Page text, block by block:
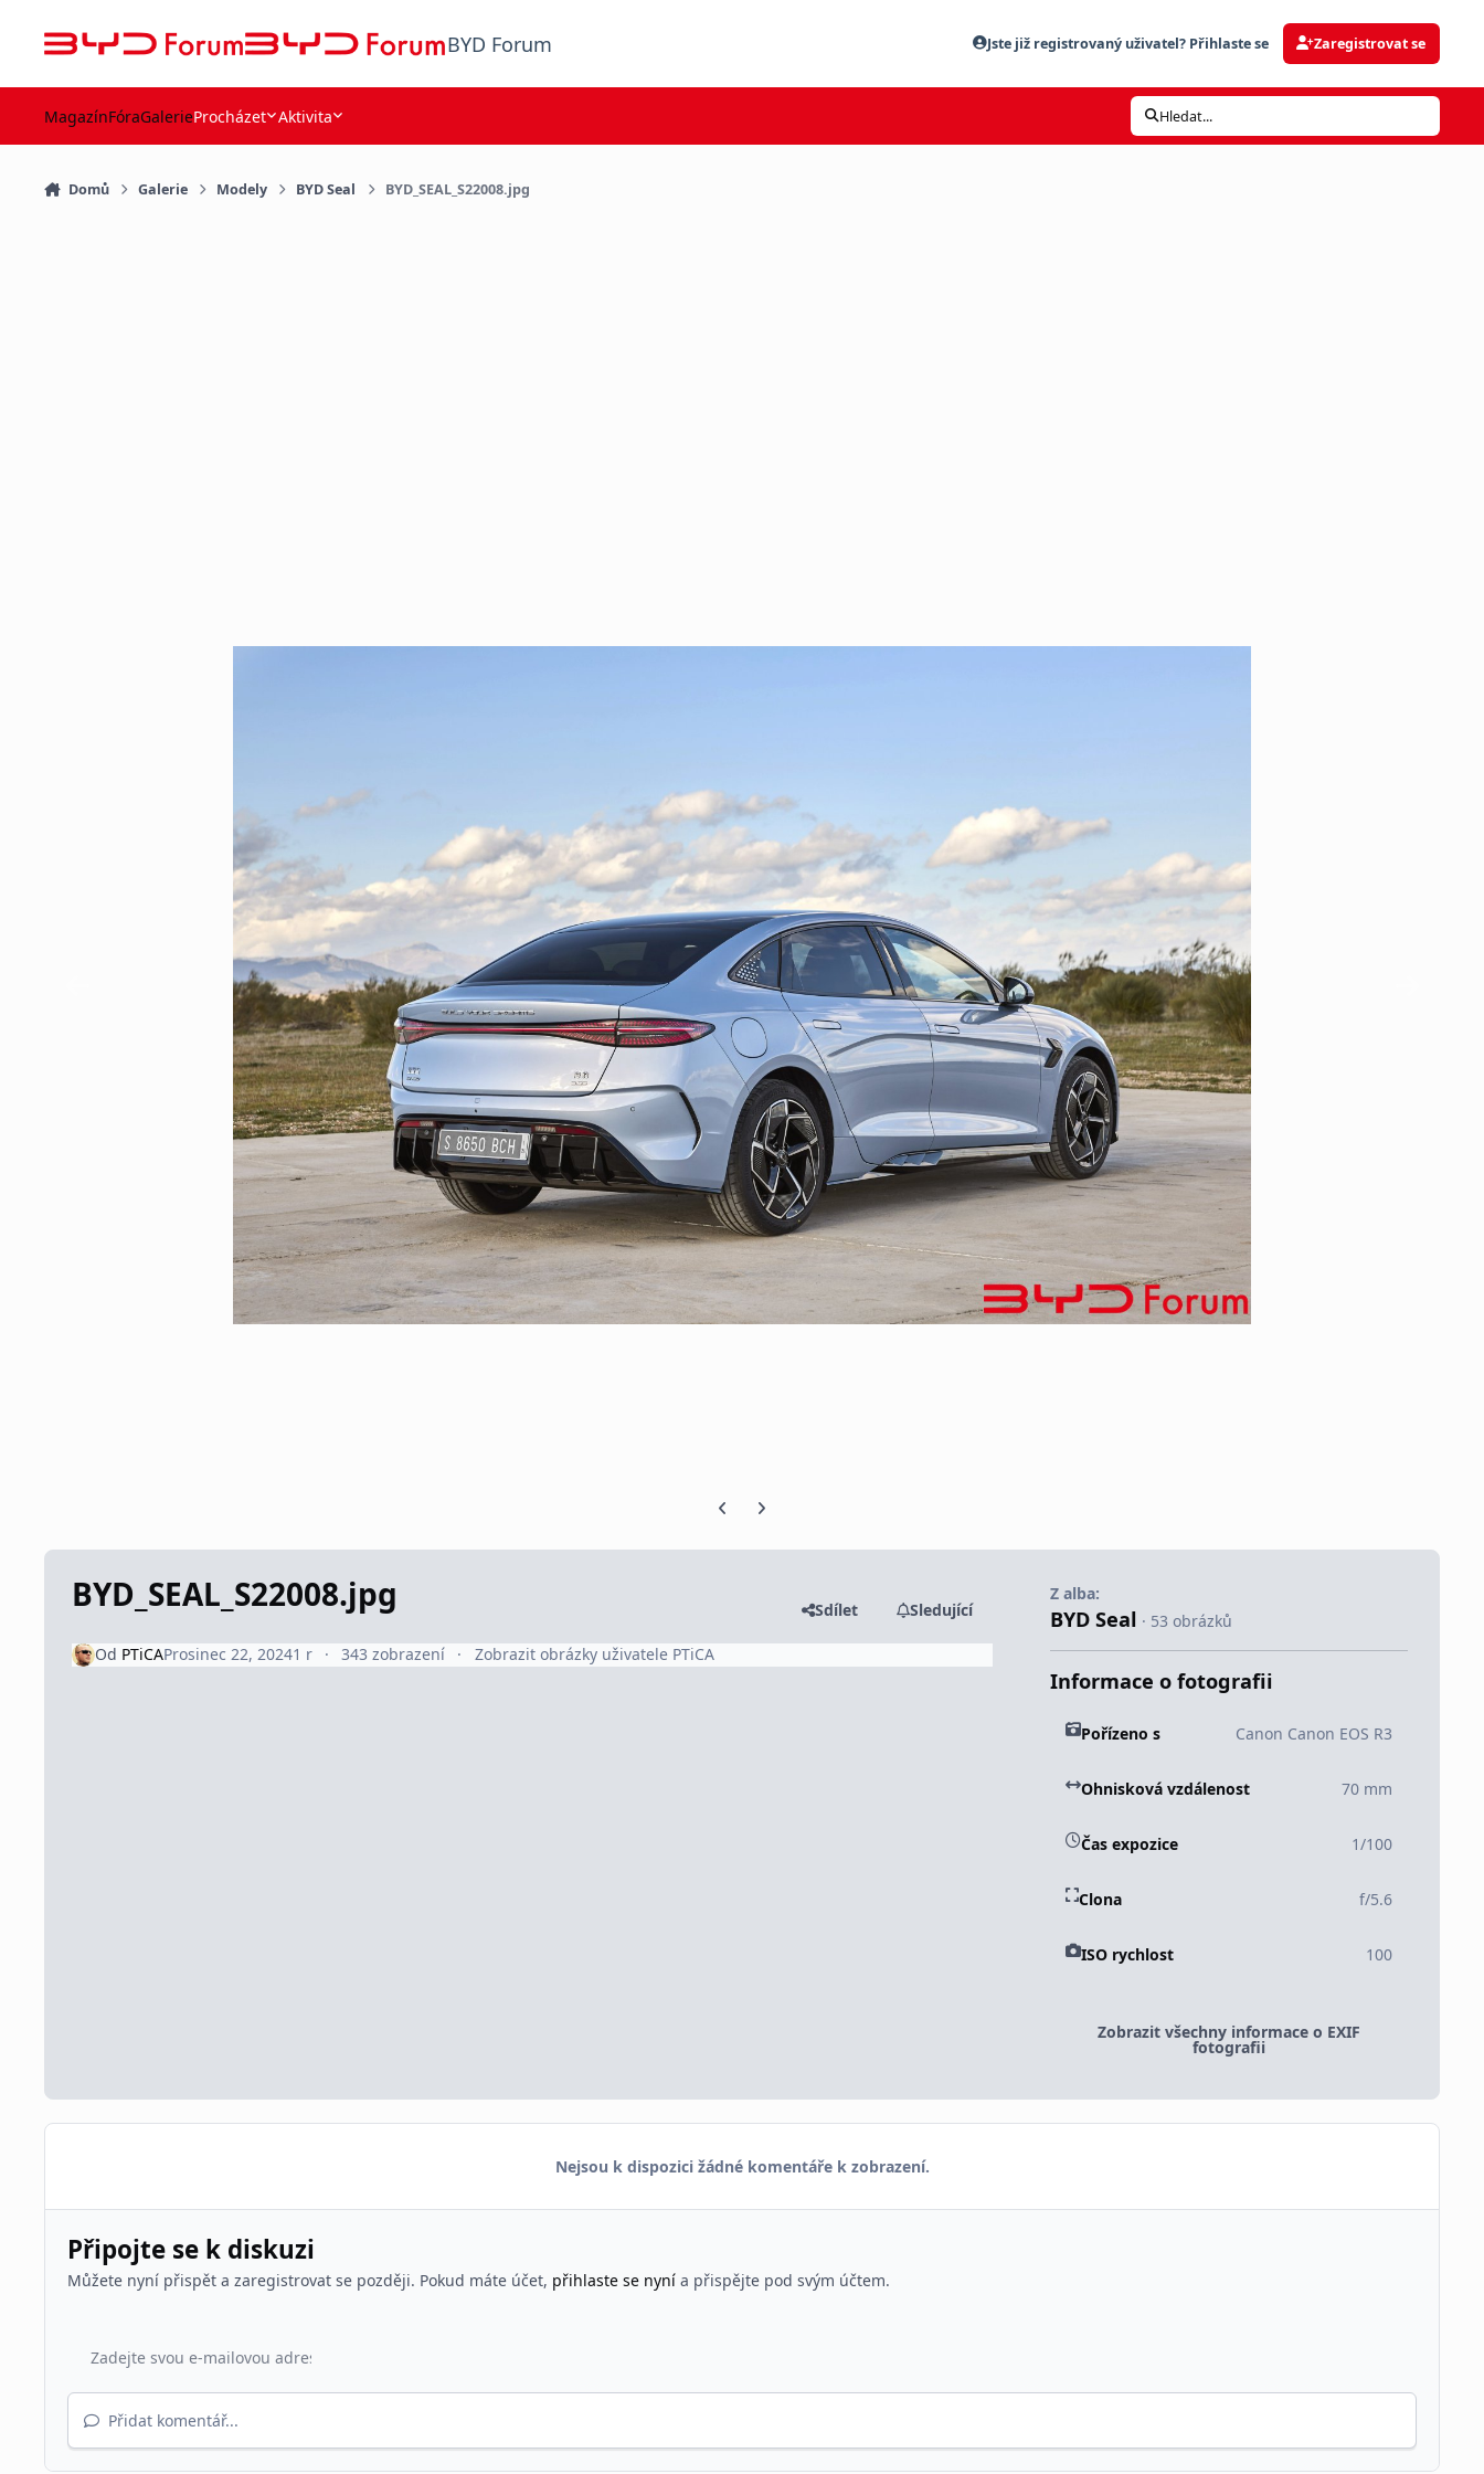
BYD Forum Jste již registrovaný uživatel? Přihlaste se Zaregistrovat se
MagazínFóraGalerieProcházet Aktivita Hledat...
Domů Galerie Modely BYD Seal BYD_SEAL_S22008.jpg
Předchozí snímek karuselu
Další snímek karuselu
BYD_SEAL_S22008.jpg Sdílet Sledující
Od PTiCAProsinec 22, 20241 r 343 zobrazení Zobrazit obrázky uživatele PTiCA
Z alba:
BYD Seal · 53 obrázků
Informace o fotografii
Pořízeno s Canon Canon EOS R3
Ohnisková vzdálenost 70 mm
Čas expozice 1/100
Clona f/5.6
ISO rychlost 100
Zobrazit všechny informace o EXIF
fotografii
Nejsou k dispozici žádné komentáře k zobrazení.
Připojte se k diskuzi
Můžete nyní přispět a zaregistrovat se později. Pokud máte účet, přihlaste se nynía přispějte pod svým účtem.
Přidat komentář...